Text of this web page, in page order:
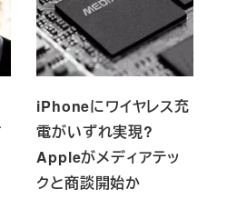
iPhoneにワイヤレス充
電がいずれ実現?
Appleがメディアテッ
クと商談開始か